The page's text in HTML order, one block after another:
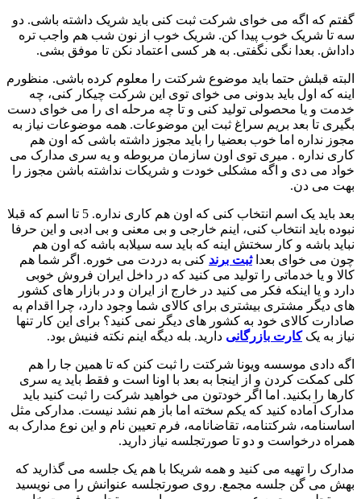
گفتم که اگه می خوای شرکت ثبت کنی باید شریک داشته باشی. دو
سه تا شریک خوب پیدا کن. شریک خوب از نون شب هم واجب تره
داداش. بعدا نگی نگفتی. به هر کسی اعتماد نکن تا موفق بشی.
البته قبلش حتما باید موضوع شرکتت را معلوم کرده باشی. منظورم
اینه که اول باید بدونی می خوای توی این شرکت چیکار کنی، چه
خدمت و یا محصولی تولید کنی و تا چه مرحله ای را می خوای دست
بگیری تا بعد بریم سراغ ثبت این موضوعات. همه موضوعات نیاز به
مجوز نداره اما خوب بعضیا را باید مجوز داشته باشی که اون هم
کاری نداره . میری توی اون سازمان مربوطه و یه سری مدارک می
خواد می دی و اگه مشکلی خودت و شریکات نداشته باشن مجوز را
بهت می دن.
بعد باید یک اسم انتخاب کنی که اون هم کاری نداره. 5 تا اسم که قبلا
نبوده باید انتخاب کنی، اینم خارجی و بی معنی و بی ادبی و این حرفا
نباید باشه و کار سختش اینه که باید سه سیلابه باشه که اون هم
چون می خوای بعداثبت برند کنی به دردت می خوره. اگر شما هم
کالا و یا خدماتی را تولید می کنید که در داخل ایران فروش خوبی
دارد و یا اینکه فکر می کنید در خارج از ایران و در بازار های کشور
های دیگر مشتری بیشتری برای کالای شما وجود دارد، چرا اقدام به
صادارت کالای خود به کشور های دیگر نمی کنید؟ برای این کار تنها
نیاز به یککارت بازرگانی دارید. بله دیگه اینم نکته فنیش بود.
اگه دادی موسسه ویونا شرکتت را ثبت کنن که تا همین جا را هم
کلی کمکت کردن و از اینجا به بعد با اونا است و فقط باید یه سری
کارها را بکنید. اما اگر خودتون می خواهید شرکت را ثبت کنید باید
مدارک آماده کنید که یکم سخته اما باز هم نشد نیست. مدارکی مثل
اساسنامه، شرکتنامه، تقاضانامه، فرم تعیین نام و این نوع مدارک به
همراه درخواست و دو تا صورتجلسه نیاز دارید.
مدارک را تهیه می کنید و همه شریکا با هم یک جلسه می گذارید که
بهش می گن جلسه مجمع. روی صورتجلسه عنوانش را می نویسید